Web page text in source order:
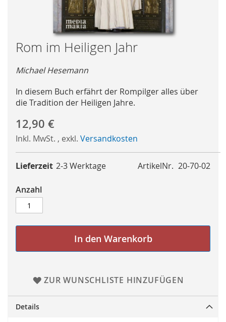
Skip
to
the
beginning
of
the
gallery
Rom im Heiligen Jahr
Michael Hesemann
In diesem Buch erfährt der Rompilger alles über
die Tradition der Heiligen Jahre.
12,90 €
Inkl. MwSt. , exkl. Versandkosten
ArtikelNr. 20-70-02
Lieferzeit 2-3 Werktage
Anzahl
In den Warenkorb
ZUR WUNSCHLISTE HINZUFÜGEN
Details